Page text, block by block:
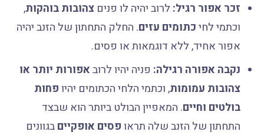
זכר אפור רגיל:לרוב יהיה לו פניםצהובות בוהקות,
וכתמי לחיכתומים עזים. החלק התחתון של הזנב יהיה
אפור אחיד, ללא דוגמאות או פסים.
נקבה אפורה רגילה:פניה יהיו לרובאפורות יותר או
צהובות עמומות, וכתמי הלחי הכתומים יהיופחות
בולטים וחיים. המאפיין הבולט ביותר הוא שבצד
התחתון של הזנב שלה תראופסים אופקייםבגוונים